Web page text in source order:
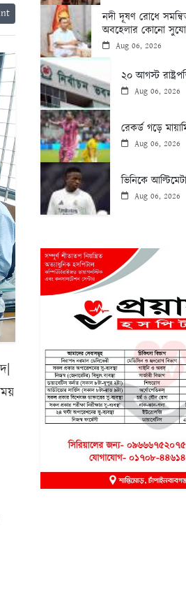
নদী দূষণ রোধে
অবহেলার কোনো
Aug 06, 2026
২০ আগস্ট
Aug 06, 2026
রেকর্ড গড়ে
Aug 06, 2026
ভিনিকে
Aug 06, 2026